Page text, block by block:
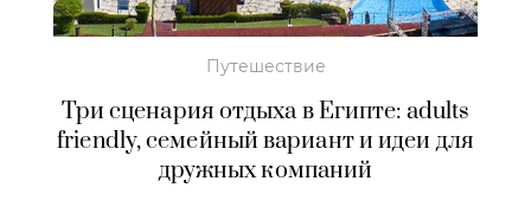
Путешествие
Три сценария отдыха в Египте: adults
friendly, семейный вариант и идеи для
дружных компаний